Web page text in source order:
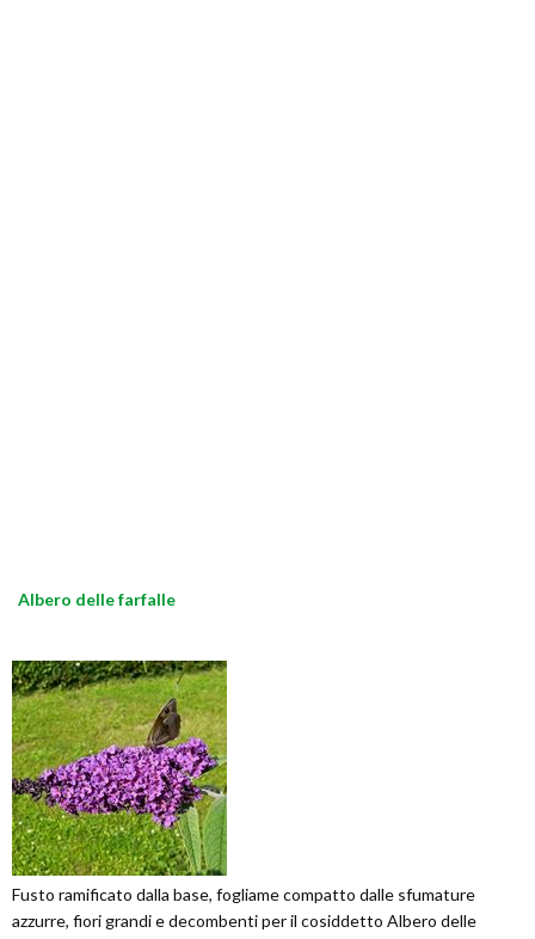
Albero delle farfalle
Fusto ramificato dalla base, fogliame compatto dalle sfumature
azzurre, fiori grandi e decombenti per il cosiddetto Albero delle